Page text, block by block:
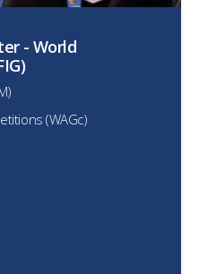
- World
(WAGc)